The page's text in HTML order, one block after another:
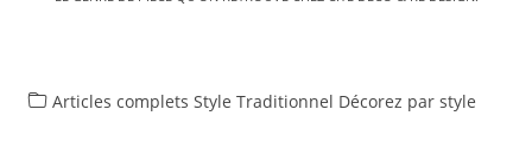
Articles complets Style Traditionnel Décorez par style